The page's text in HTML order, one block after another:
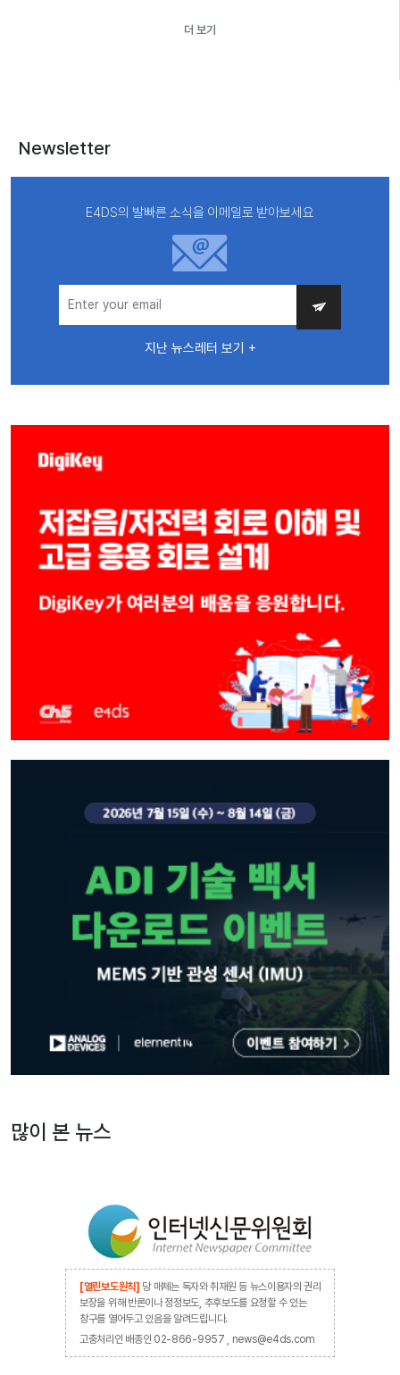
더 보기
Newsletter
E4DS의 발빠른 소식을 이메일로 받아보세요
지난 뉴스레터 보기 +
많이 본 뉴스
[열린보도원칙] 당 매체는 독자와 취재원 등 뉴스이용자의 권리
보장을 위해 반론이나 정정보도, 추후보도를 요청할 수 있는
창구를 열어두고 있음을 알려드립니다.
고충처리인 배종인 02-866-9957 , news@e4ds.com